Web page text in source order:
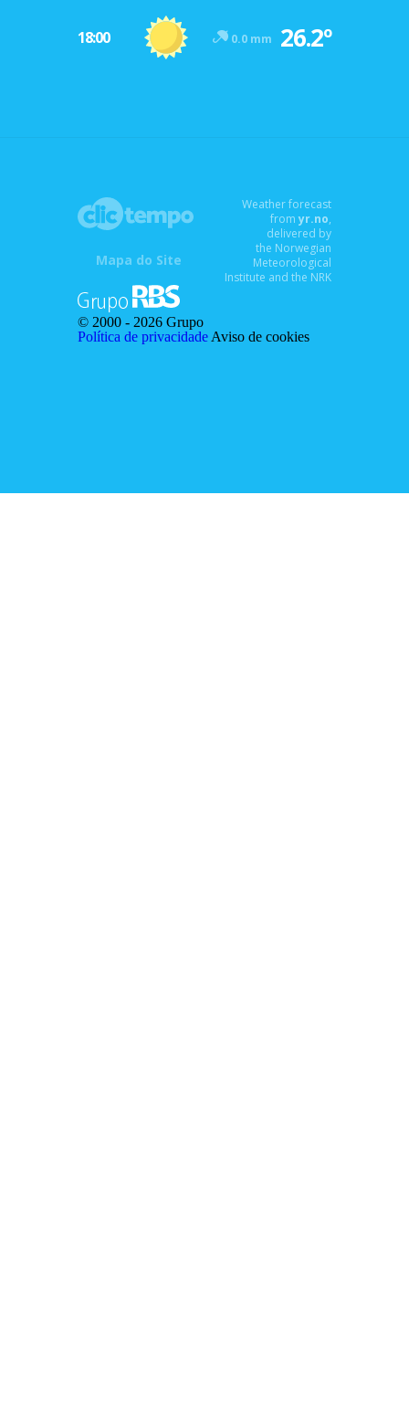
18:00 0.0 mm 26.2º
Mapa do Site
Weather forecast
fromyr.no,
delivered by
the Norwegian
Meteorological
Institute and the NRK
© 2000 - 2026 Grupo
Política de privacidade Aviso de cookies